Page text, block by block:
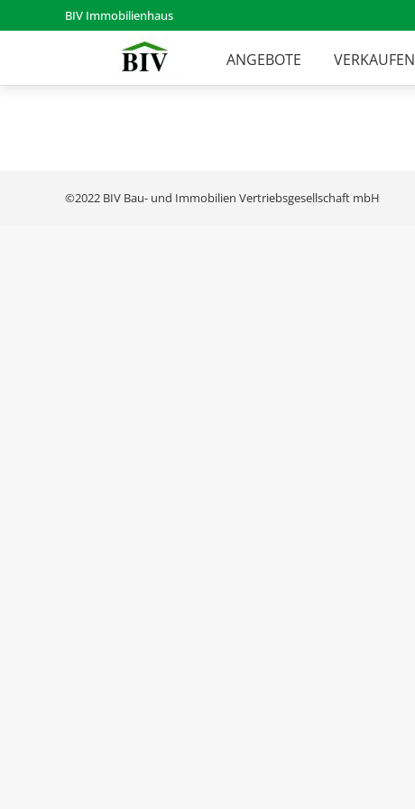
BIV Immobilienhaus
ANGEBOTE VERKAUFEN
©2022 BIV Bau- und Immobilien Vertriebsgesellschaft mbH